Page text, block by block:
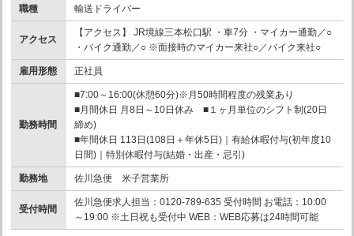
職種 輸送ドライバー
アクセス
【アクセス】 JR境線三本松口駅 ・車7分 ・マイカー通勤／○
・バイク通勤／○ ※面接時のマイカー来社○／バイク来社○
雇用形態 正社員
勤務時間
■7:00～16:00(休憩60分)※月50時間程度の残業あり
■月間休日 月8日～10日休み ■１ヶ月単位のシフト制(20日
締め)
■年間休日 113日(108日＋年休5日)｜有給休暇付与(初年度10
日間)｜特別休暇付与(結婚・出産・忌引)
勤務地 佐川急便 米子営業所
受付時間
佐川急便求人担当：0120-789-635 受付時間 お電話：10:00
～19:00 ※土日祝も受付中 WEB：WEB応募は24時間可能